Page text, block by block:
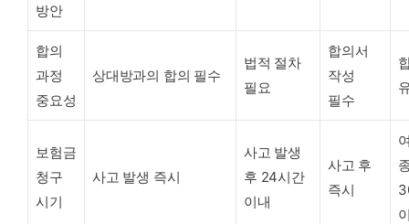
방안
합의
과정
중요성
상대방과의 합의 필수
법적 절차
필요
합의서
작성
필수
보험금
청구
시기
사고 발생 즉시
사고 발생
후 24시간
이내
사고 후
즉시